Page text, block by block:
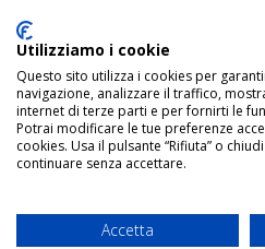
DISTRIBUITO IN ITALIA
Pasquale Paoli, 1 -
031.525522/525510 - Fax
Reg. Imp. di Como - Cod. Fisc. e P.
€.50.000
Copyright © 2022
Data aut.min.rich. per il
Utilizziamo i cookie
Questo sito utilizza i cookies per
navigazione, analizzare il traffico,
internet di terze parti e per fornirti le
Potrai modificare le tue preferenze
cookies. Usa il pulsante “Rifiuta” o
continuare senza accettare.
Accetta